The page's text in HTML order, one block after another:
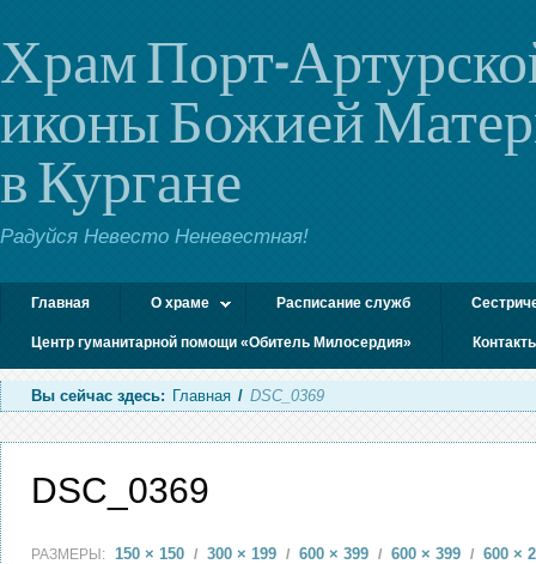
Храм Порт-
иконы Божией
в Кургане
Радуйся Невесто Неневестная!
Главная О храме Расписание служб
Центр гуманитарной помощи «Обитель Милосердия»
Вы сейчас здесь: Главная / DSC_0369
DSC_0369
РАЗМЕРЫ: 150 × 150 / 300 × 199 / 600 × 399 / 600 × 399 / 600 ×